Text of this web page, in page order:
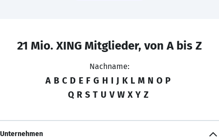
21 Mio. XING Mitglieder, von A bis Z
Nachname:
A B C D E F G H I J K L M N O P
Q R S T U V W X Y Z
Unternehmen